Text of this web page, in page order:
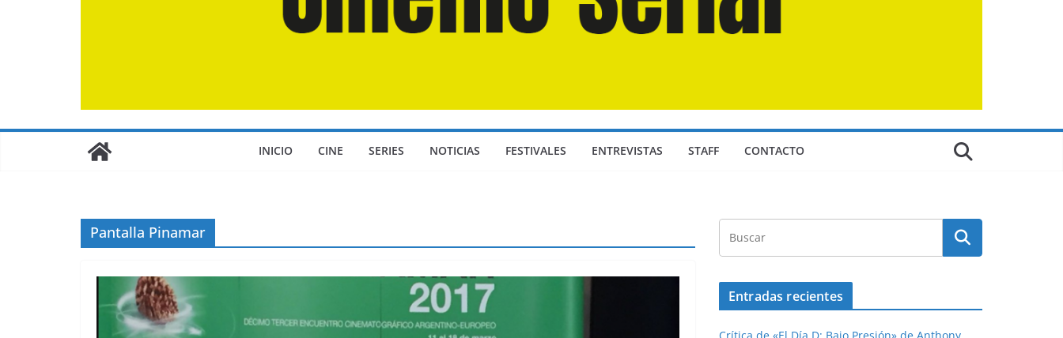
INICIO CINE SERIES NOTICIAS FESTIVALES ENTREVISTAS STAFF CONTACTO
Pantalla Pinamar
Entradas recientes